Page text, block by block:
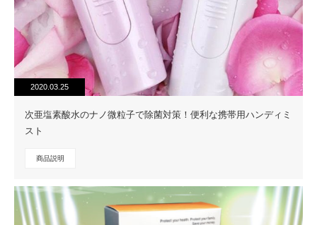
2020.03.25
次亜塩素酸水のナノ微粒子で除菌対策！便利な携帯用ハンディミ
スト
商品説明